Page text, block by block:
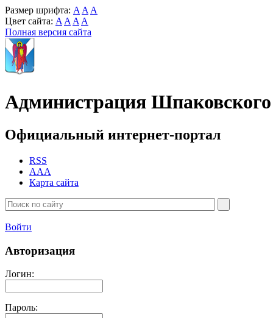
Размер шрифта: A A A
Цвет сайта: A A A A
Полная версия сайта
Администрация
Официальный интернет-портал
RSS
AAA
Карта сайта
Войти
Авторизация
Логин:
Пароль: